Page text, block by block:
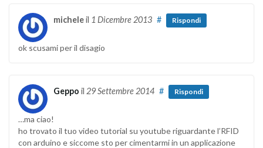
micheleil 1 Dicembre 2013 # Rispondi
ok scusami per il disagio
Geppo il 29 Settembre 2014 # Rispondi
…ma ciao!
ho trovato il tuo video tutorial su youtube riguardante l’RFID
con arduino e siccome sto per cimentarmi in un applicazione